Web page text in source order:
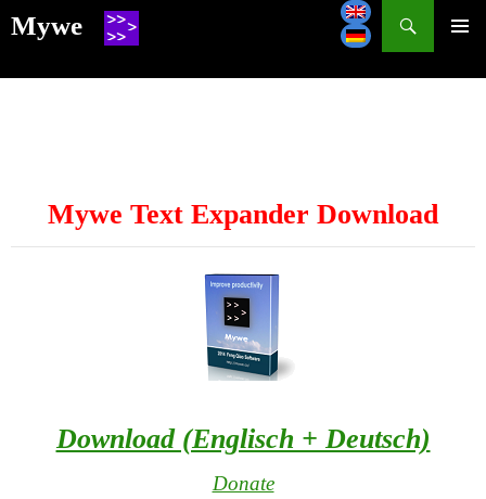
Mywe
SKIP
Mywe Text Expander Download
Download (Englisch + Deutsch)
Donate